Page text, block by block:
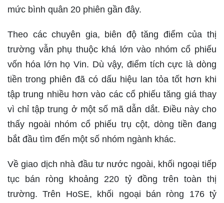
mức bình quân 20 phiên gần đây.
Theo các chuyên gia, biên độ tăng điểm của thị
trường vẫn phụ thuộc khá lớn vào nhóm cổ phiếu
vốn hóa lớn họ Vin. Dù vậy, điểm tích cực là dòng
tiền trong phiên đã có dấu hiệu lan tỏa tốt hơn khi
tập trung nhiều hơn vào các cổ phiếu tăng giá thay
vì chỉ tập trung ở một số mã dẫn dắt. Điều này cho
thấy ngoài nhóm cổ phiếu trụ cột, dòng tiền đang
bắt đầu tìm đến một số nhóm ngành khác.
Về giao dịch nhà đầu tư nước ngoài, khối ngoại tiếp
tục bán ròng khoảng 220 tỷ đồng trên toàn thị
trường. Trên HoSE, khối ngoại bán ròng 176 tỷ